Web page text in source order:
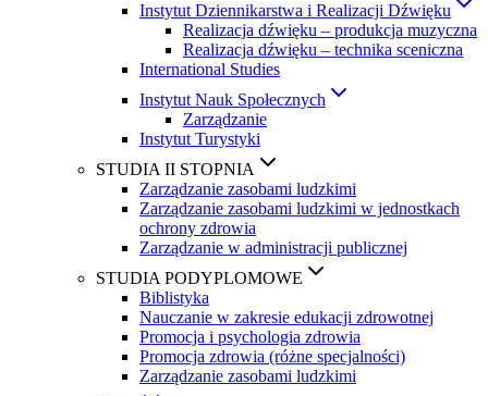
Instytut Dziennikarstwa i Realizacji Dźwięku
Realizacja dźwięku – produkcja muzyczna
Realizacja dźwięku – technika sceniczna
International Studies
Instytut Nauk Społecznych
Zarządzanie
Instytut Turystyki
STUDIA II STOPNIA
Zarządzanie zasobami ludzkimi
Zarządzanie zasobami ludzkimi w jednostkach
ochrony zdrowia
Zarządzanie w administracji publicznej
STUDIA PODYPLOMOWE
Biblistyka
Nauczanie w zakresie edukacji zdrowotnej
Promocja i psychologia zdrowia
Promocja zdrowia (różne specjalności)
Zarządzanie zasobami ludzkimi